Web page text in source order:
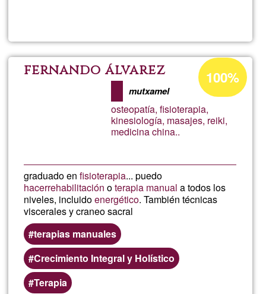
fernando álvarez
mutxamel
osteopatía, fisioterapia,
kinesiología, masajes, reiki,
medicina china..
graduado enfisioterapia... puedo
hacerrehabilitación oterapia manual a todos los
niveles, incluidoenergético. También técnicas
viscerales y craneo sacral
terapias manuales
Crecimiento Integral y Holístico
Terapia
Percentatge
d'acceptació
de
G1
100%